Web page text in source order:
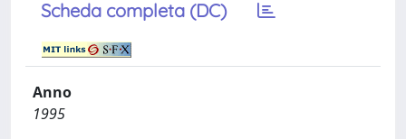
Scheda completa (DC)
Anno
1995